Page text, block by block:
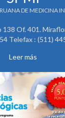
DE MEDICINA
138 Of. 401.
Telefax : (511)
Leer más